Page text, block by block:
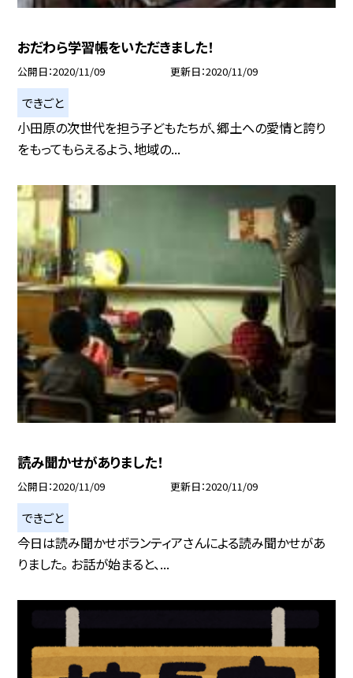
おだわら学習帳をいただきました！
公開日 2020/11/09 更新日 2020/11/09
できごと
小田原の次世代を担う子どもたちが、郷土への愛情と誇り
をもってもらえるよう、地域の...
読み聞かせがありました！
公開日 2020/11/09 更新日 2020/11/09
できごと
今日は読み聞かせボランティアさんによる読み聞かせがあ
りました。 お話が始まると、...